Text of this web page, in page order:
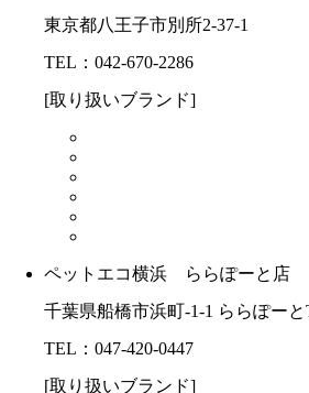
東京都八王子市別所2-37-1
TEL：042-670-2286
[取り扱いブランド]
ペットエコ横浜 ららぽーと店
千葉県船橋市浜町-1-1 ららぽー
TEL：047-420-0447
[取り扱いブランド]